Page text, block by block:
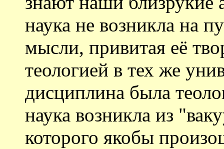
наука не возникла на
мысли, привитая её
теологией в тех же
дисциплина была
наука возникла из
которого якобы